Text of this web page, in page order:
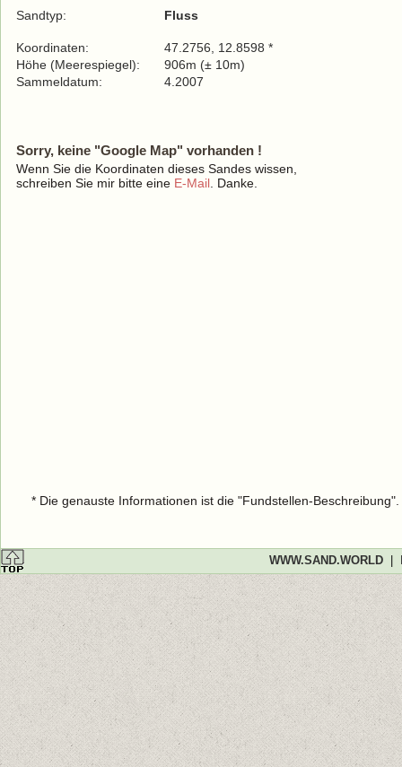
Sandtyp: Fluss
Koordinaten:
47.2756, 12.8598 *
Höhe (Meerespiegel):
906m (± 10m)
Sammeldatum:
4.2007
Sorry, keine "Google Map" vorhanden !
Wenn Sie die Koordinaten dieses Sandes wissen,
schreiben Sie mir bitte eine E-Mail . Danke.
* Die genauste Informationen ist die "Fundstellen-
WWW.SAND.WORLD|